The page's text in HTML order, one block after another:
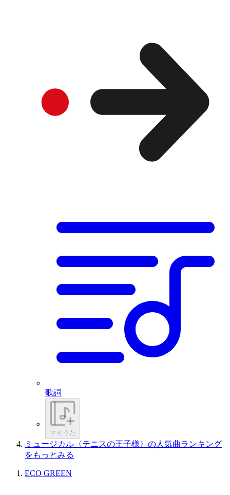
歌詞
マイうた
ミュージカル〈テニスの王子様〉の人気曲ランキング
をもっとみる
ECO GREEN